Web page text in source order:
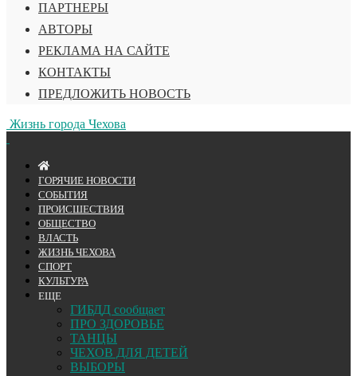
ПАРТНЕРЫ
АВТОРЫ
РЕКЛАМА НА САЙТЕ
КОНТАКТЫ
ПРЕДЛОЖИТЬ НОВОСТЬ
Жизнь города Чехова
ГОРЯЧИЕ НОВОСТИ
СОБЫТИЯ
ПРОИСШЕСТВИЯ
ОБЩЕСТВО
ВЛАСТЬ
ЖИЗНЬ ЧЕХОВА
СПОРТ
КУЛЬТУРА
ЕЩЕ
ГИБДД сообщает
ПРО ЗДОРОВЬЕ
ТАНЦЫ
ЧЕХОВ ДЛЯ ДЕТЕЙ
ВЫБОРЫ